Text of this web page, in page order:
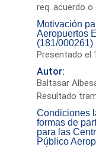
req. acuerdo o
Motivación
Aeropuertos
(181/000261)
Presentado el
Autor:
Baltasar
Resultado
Condiciones
formas de
para las
Público